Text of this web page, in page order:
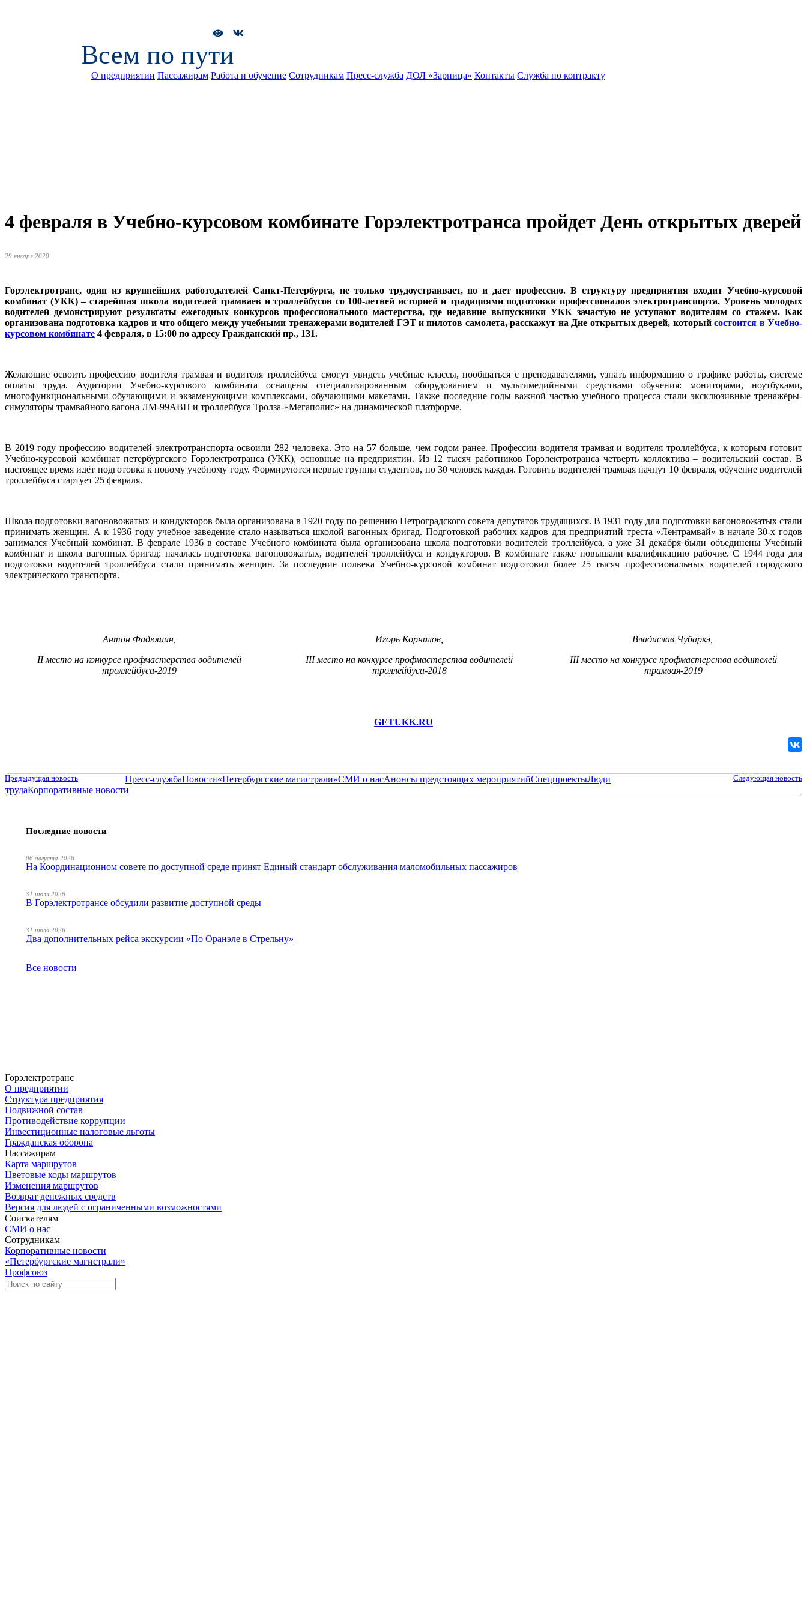
Всем по пути
О предприятии Пассажирам Работа и обучение Сотрудникам Пресс-служба ДОЛ «Зарница» Контакты Служба по контракту
4 февраля в Учебно-курсовом комбинате Горэлектротранса пройдет День открытых дверей
29 января 2020
Горэлектротранс, один из крупнейших работодателей Санкт-Петербурга, не только трудоустраивает, но и дает профессию. В структуру предприятия входит Учебно-курсовой
комбинат (УКК) – старейшая школа водителей трамваев и троллейбусов со 100-летней историей и традициями подготовки профессионалов электротранспорта. Уровень молодых
водителей демонстрируют результаты ежегодных конкурсов профессионального мастерства, где недавние выпускники УКК зачастую не уступают водителям со стажем. Как
организована подготовка кадров и что общего между учебными тренажерами водителей ГЭТ и пилотов самолета, расскажут на Дне открытых дверей, которыйсостоится в Учебно-
курсовом комбинате 4 февраля, в 15:00 по адресу Гражданский пр., 131.
Желающие освоить профессию водителя трамвая и водителя троллейбуса смогут увидеть учебные классы, пообщаться с преподавателями, узнать информацию о графике работы, системе
оплаты труда. Аудитории Учебно-курсового комбината оснащены специализированным оборудованием и мультимедийными средствами обучения: мониторами, ноутбуками,
многофункциональными обучающими и экзаменующими комплексами, обучающими макетами. Также последние годы важной частью учебного процесса стали эксклюзивные тренажёры-
симуляторы трамвайного вагона ЛМ-99АВН и троллейбуса Тролза-«Мегаполис» на динамической платформе.
В 2019 году профессию водителей электротранспорта освоили 282 человека. Это на 57 больше, чем годом ранее. Профессии водителя трамвая и водителя троллейбуса, к которым готовит
Учебно-курсовой комбинат петербургского Горэлектротранса (УКК), основные на предприятии. Из 12 тысяч работников Горэлектротранса четверть коллектива – водительский состав. В
настоящее время идёт подготовка к новому учебному году. Формируются первые группы студентов, по 30 человек каждая. Готовить водителей трамвая начнут 10 февраля, обучение водителей
троллейбуса стартует 25 февраля.
Школа подготовки вагоновожатых и кондукторов была организована в 1920 году по решению Петроградского совета депутатов трудящихся. В 1931 году для подготовки вагоновожатых стали
принимать женщин. А к 1936 году учебное заведение стало называться школой вагонных бригад. Подготовкой рабочих кадров для предприятий треста «Лентрамвай» в начале 30-х годов
занимался Учебный комбинат. В феврале 1936 в составе Учебного комбината была организована школа подготовки водителей троллейбуса, а уже 31 декабря были объединены Учебный
комбинат и школа вагонных бригад: началась подготовка вагоновожатых, водителей троллейбуса и кондукторов. В комбинате также повышали квалификацию рабочие. С 1944 года для
подготовки водителей троллейбуса стали принимать женщин. За последние полвека Учебно-курсовой комбинат подготовил более 25 тысяч профессиональных водителей городского
электрического транспорта.
Антон Фадюшин,
II место на конкурсе профмастерства водителей
троллейбуса-2019
Игорь Корнилов,
III место на конкурсе профмастерства водителей
троллейбуса-2018
Владислав Чубаркэ,
III место на конкурсе профмастерства водителей
трамвая-2019
GETUKK.RU
Предыдущая новость Следующая новость
Пресс-службаНовости«Петербургские магистрали»СМИ о насАнонсы предстоящих мероприятийСпецпроектыЛюди
трудаКорпоративные новости
Последние новости
06 августа 2026
На Координационном совете по доступной среде принят Единый стандарт обслуживания маломобильных пассажиров
31 июля 2026
В Горэлектротрансе обсудили развитие доступной среды
31 июля 2026
Два дополнительных рейса экскурсии «По Оранэле в Стрельну»
Все новости
Горэлектротранс
О предприятии
Структура предприятия
Подвижной состав
Противодействие коррупции
Инвестиционные налоговые льготы
Гражданская оборона
Пассажирам
Карта маршрутов
Цветовые коды маршрутов
Изменения маршрутов
Возврат денежных средств
Версия для людей с ограниченными возможностями
Соискателям
СМИ о нас
Сотрудникам
Корпоративные новости
«Петербургские магистрали»
Профсоюз